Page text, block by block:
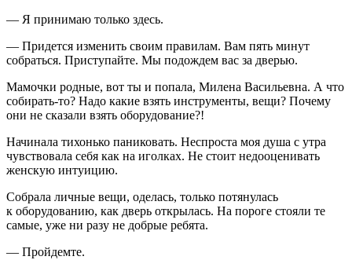
— Я принимаю только здесь.
— Придется изменить своим правилам. Вам пять минут
собраться. Приступайте. Мы подождем вас за дверью.
Мамочки родные, вот ты и попала, Милена Васильевна. А что
собирать-то? Надо какие взять инструменты, вещи? Почему
они не сказали взять оборудование?!
Начинала тихонько паниковать. Неспроста моя душа с утра
чувствовала себя как на иголках. Не стоит недооценивать
женскую интуицию.
Собрала личные вещи, оделась, только потянулась
к оборудованию, как дверь открылась. На пороге стояли те
самые, уже ни разу не добрые ребята.
— Пройдемте.